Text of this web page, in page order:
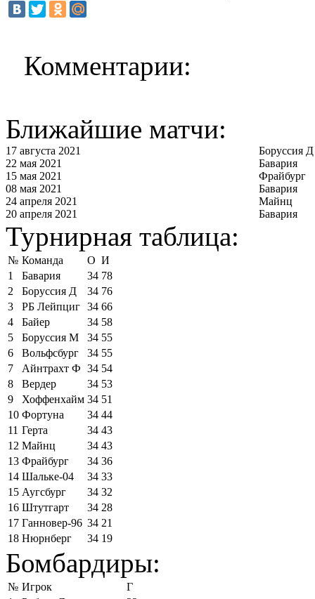
Комментарии:
Ближайшие матчи:
17 августа 2021
Боруссия Д
22 мая 2021
Бавария
15 мая 2021
Фрайбург
08 мая 2021
Бавария
24 апреля 2021
Майнц
20 апреля 2021
Бавария
Турнирная таблица:
№ Команда О И
1
Бавария 34 78
2
Боруссия Д 34 76
3
РБ Лейпциг 34 66
4
Байер 34 58
5
Боруссия М 34 55
6
Вольфсбург 34 55
7
Айнтрахт Ф 34 54
8
Вердер 34 53
9
Хоффенхайм 34 51
10 Фортуна 34 44
11 Герта 34 43
12 Майнц 34 43
13 Фрайбург 34 36
14 Шальке-04 34 33
15 Аугсбург 34 32
16 Штутгарт 34 28
17 Ганновер-96 34 21
18 Нюрнберг 34 19
Бомбардиры:
№ Игрок
Г